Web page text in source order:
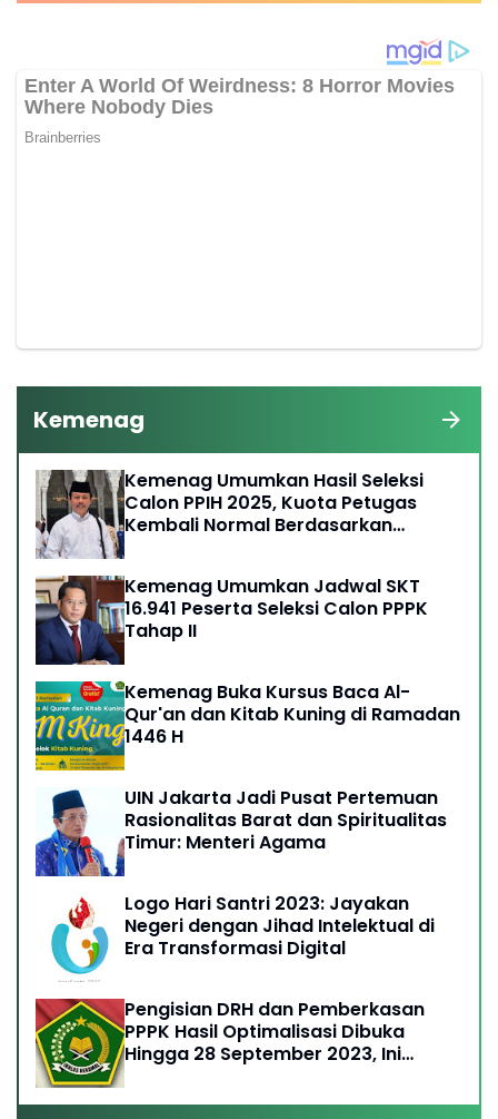
Kemenag
Kemenag Umumkan Hasil Seleksi
Calon PPIH 2025, Kuota Petugas
Kembali Normal Berdasarkan
Kemenag Umumkan Jadwal SKT
16.941 Peserta Seleksi Calon PPPK
Tahap II
Kemenag Buka Kursus Baca Al-
Qur'an dan Kitab Kuning di Ramadan
1446 H
UIN Jakarta Jadi Pusat Pertemuan
Rasionalitas Barat dan Spiritualitas
Timur: Menteri Agama
Logo Hari Santri 2023: Jayakan
Negeri dengan Jihad Intelektual di
Era Transformasi Digital
Pengisian DRH dan Pemberkasan
PPPK Hasil Optimalisasi Dibuka
Hingga 28 September 2023, Ini